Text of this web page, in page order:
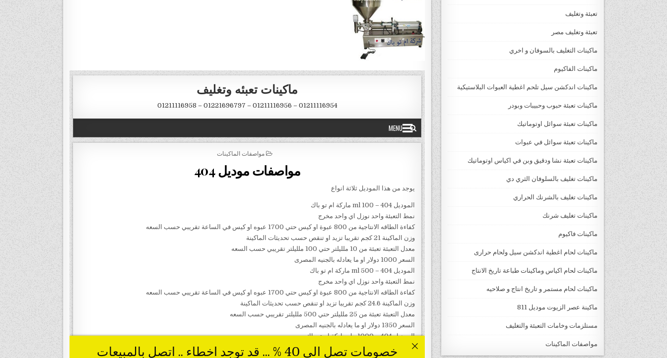
تعبئة وتغليف
تعبئة وتغليف مصر
ماكينات التغليف بالسوفان و اخري
ماكينات الفاكيوم
ماكينات اندكشن سيل تلحم اغطية العبوات البلاستيكية
ماكينات تعبئة حبوب وحبيبات وبودر
ماكينات تعبئة سوائل اوتوماتيك
ماكينات تعبئة سوائل في عبوات
ماكينات تعبئة نشا ودقيق وبن في اكياس اوتوماتيك
ماكينات تغليف بالسلوفان الثري دي
ماكينات تغليف بالشرنك الحراري
ماكينات تغليف شرنك
ماكينات فاكيوم
ماكينات لحام اغطية اندكشن سيل ولحام حرارى
ماكينات لحام اكياس وماكينات طباعة تاريخ الانتاج
ماكينات لحام مستمر و تاريخ انتاج و صلاحيه
ماكينة عصر الزيوت موديل 811
مستلزمات وخامات التعبئة والتغليف
مواصفات الماكينات